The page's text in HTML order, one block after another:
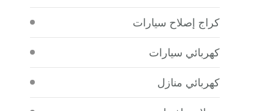
كراج إصلاح سيارات
كهربائي سيارات
كهربائي منازل